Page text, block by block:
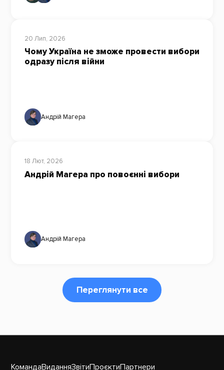
20 Лип, 2026
Чому Україна не зможе провести вибори
одразу після війни
Андрій Магера
18 Лют, 2026
Андрій Магера про повоєнні вибори
Андрій Магера
Переглянути все
КомандаВиданняЗвітиПроєктиПартнери